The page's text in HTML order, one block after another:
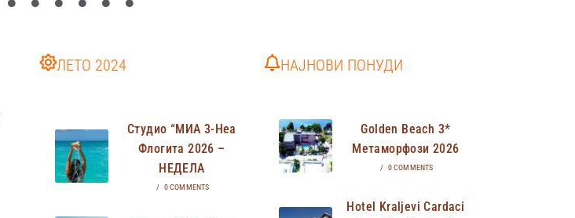
ЛЕТО 2024
Студио “МИА 3-Неа
Флогита 2026 –
НЕДЕЛА
/ 0 COMMENTS
НАЈНОВИ ПОНУДИ
Golden Beach 3*
Метаморфози 2026
/ 0 COMMENTS
Hotel Kraljevi Cardaci